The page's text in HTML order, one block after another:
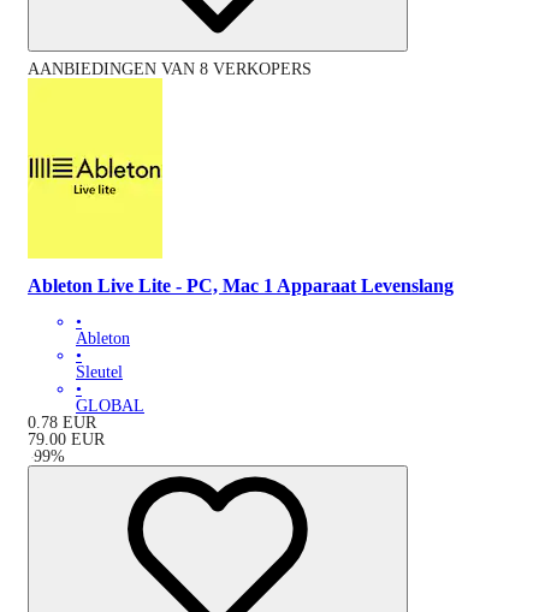
AANBIEDINGEN VAN 8 VERKOPERS
Ableton Live Lite - PC, Mac 1 Apparaat Levenslang
•
Ableton
•
Sleutel
•
GLOBAL
0.78 EUR
79.00 EUR
-99%